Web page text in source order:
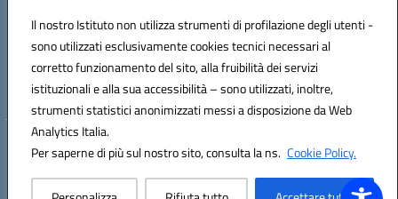
Il nostro Istituto non utilizza strumenti di profilazione degli utenti -
sono utilizzati esclusivamente cookies tecnici necessari al
corretto funzionamento del sito, alla fruibilità dei servizi
istituzionali e alla sua accessibilità – sono utilizzati, inoltre,
strumenti statistici anonimizzati messi a disposizione da Web
Analytics Italia.
Per saperne di più sul nostro sito, consulta la ns. Cookie Policy.
Posta elettronica certificata (PEC):saic81300d@pec.istruzione.it
Codice fiscale: 82005110653
Codice meccanografico: SAIC81300D
Hosting & Powered by 3D Solution S.r.l.
Concept & Design by Designers Italia